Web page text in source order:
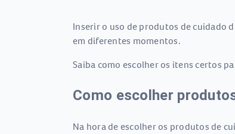
Inserir o uso de produtos de cuidado
em diferentes momentos.
Saiba como escolher os itens certos
Como escolher
Na hora de escolher os produtos de